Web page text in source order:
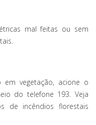
mal feitas ou sem
vegetação, acione o
do telefone 193. Veja
de incêndios florestais